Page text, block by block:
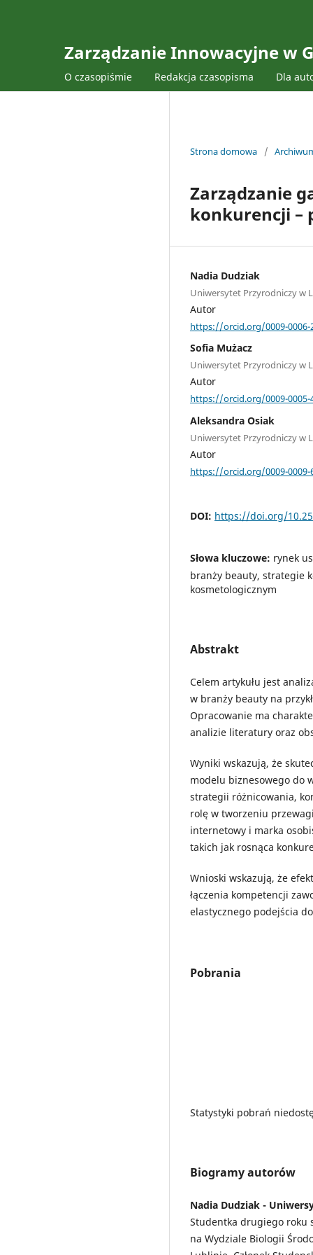
Zarządzanie Innowacyjne w
O czasopiśmie Redakcja czasopisma Dla
Strona domowa /
Zarządzanie
konkurencji –
Nadia Dudziak
Uniwersytet Przyrodniczy w
Autor
https://orcid.org/0009-0006-
Sofia Mużacz
Uniwersytet Przyrodniczy w
Autor
https://orcid.org/0009-0005-
Aleksandra Osiak
Uniwersytet Przyrodniczy w
Autor
https://orcid.org/0009-0009-
DOI: https://doi.org/
Słowa kluczowe: rynek
branży beauty, strategie
kosmetologicznym
Abstrakt
Celem artykułu jest
w branży beauty na
Opracowanie ma
analizie literatury oraz
Wyniki wskazują, że
modelu biznesowego do
strategii różnicowania,
rolę w tworzeniu
internetowy i marka
takich jak rosnąca
Wnioski wskazują, że
łączenia kompetencji
elastycznego podejścia
Pobrania
Statystyki pobrań
Biogramy autorów
Nadia Dudziak -
Studentka drugiego roku
na Wydziale Biologii